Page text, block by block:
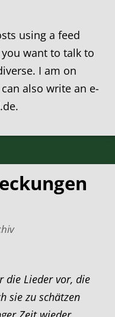
using a feed
you want to talk to
I am on
can also write an e-
die Lieder vor, die
sie zu schätzen